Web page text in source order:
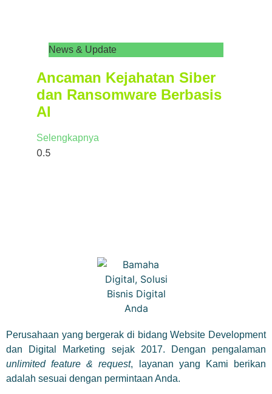
News & Update
Ancaman Kejahatan Siber
dan Ransomware Berbasis
AI
Selengkapnya
Perusahaan yang bergerak di bidang Website Development
dan Digital Marketing sejak 2017. Dengan pengalaman
unlimited feature & request, layanan yang Kami berikan
adalah sesuai dengan permintaan Anda.